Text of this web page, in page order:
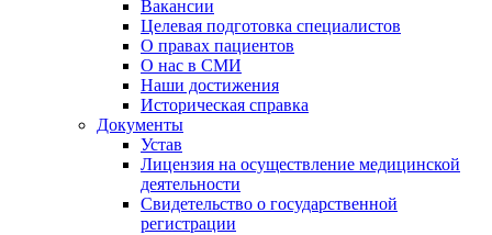
Вакансии
Целевая подготовка специалистов
О правах пациентов
О нас в СМИ
Наши достижения
Историческая справка
Документы
Устав
Лицензия на осуществление медицинской
деятельности
Свидетельство о государственной
регистрации